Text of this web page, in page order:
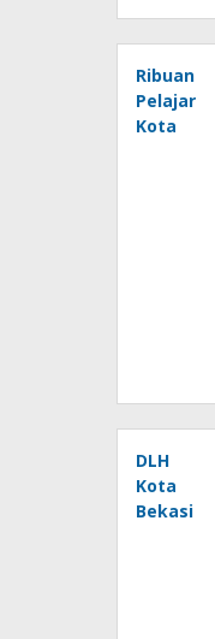
Ribuan
Pelajar
Kota
PNBK
Jilid 3
DLH
Kota
Bekasi